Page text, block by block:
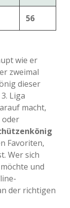
56
wie er
zweimal
dieser
Liga
macht,
oder
Favoriten,
Wer sich
und
der richtigen